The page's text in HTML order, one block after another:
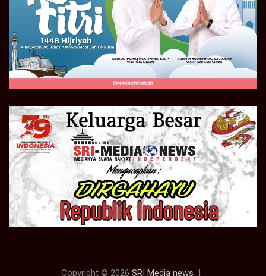
Copyright © 2026 SRI Media news